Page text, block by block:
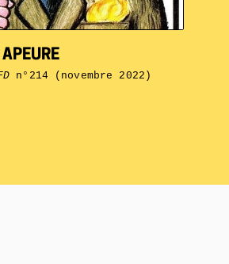
n°214 (novembre 2022)